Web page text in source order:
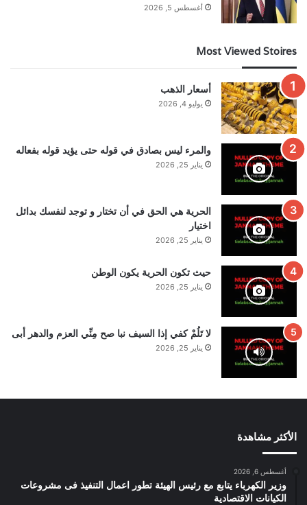
أغسطس 5, 2026
Most Viewed Stoires
أسعار الذهب
يوليو 4, 2026
والمرء ليس بصادق في قوله حتى يؤيد قوله بفعاله
يناير 25, 2026
الحرية هي الحق في أن تختار و توجد لنفسك بدائل
اختيار
يناير 25, 2026
حيث تكون الحرية يكون الوطن
يناير 25, 2026
لا تَلُمْ كفي إذا السيف نبا صح مِنِّي العزم والدهر أبى
يناير 25, 2026
الأكثر مشاهدة
أغسطس 6, 2026
وزير الكهرباء يتابع مع رئيس الهيئة تطور اعمال التنفيذ فى مشروعات
الكيانات الاقتصادية